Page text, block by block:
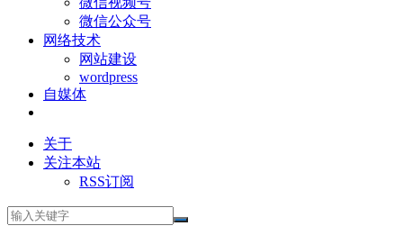
微信公众号
网络技术
网站建设
wordpress
自媒体
关于
关注本站
RSS订阅